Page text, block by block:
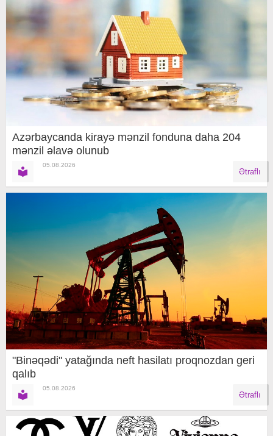
Azərbaycanda kirayə mənzil fonduna daha 204
mənzil əlavə olunub
05.08.2026
Ətraflı
"Binəqədi" yatağında neft hasilatı proqnozdan geri
qalıb
05.08.2026
Ətraflı